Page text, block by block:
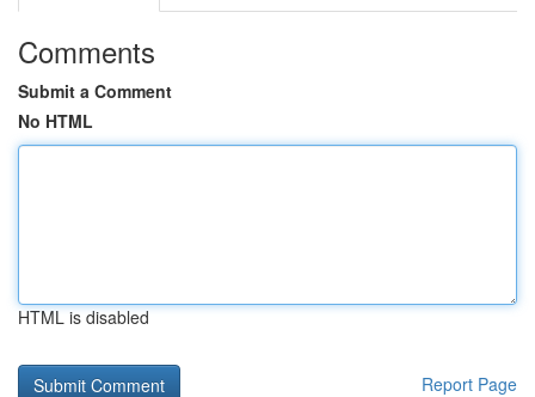
Comments
Submit a Comment
No HTML
HTML is disabled
Report Page